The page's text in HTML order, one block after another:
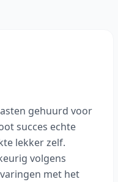
gehuurd voor
succes echte
lekker zelf.
volgens
met het